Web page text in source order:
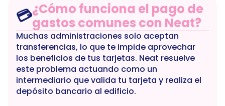
💳¿Cómo funciona el pago de
gastos comunes con Neat?
Muchas administraciones solo aceptan
transferencias, lo que te impide aprovechar
los beneficios de tus tarjetas. Neat resuelve
este problema actuando como un
intermediario que valida tu tarjeta y realiza el
depósito bancario al edificio.